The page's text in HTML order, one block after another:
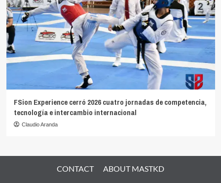
FSion Experience cerró 2026 cuatro jornadas de competencia,
tecnología e intercambio internacional
Claudio Aranda
CONTACT ABOUT MASTKD